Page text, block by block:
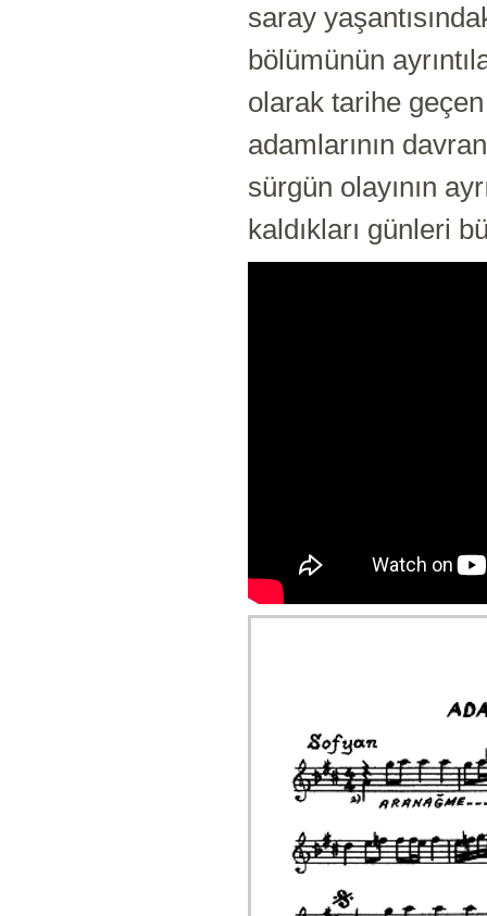
saray
bölümünün
olarak tarihe
adamlarının
sürgün olayının
kaldıkları günleri